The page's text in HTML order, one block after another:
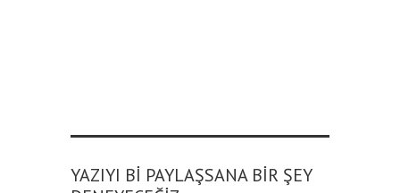
YAZIYI BI PAYLAŞSANA BIR ŞEY